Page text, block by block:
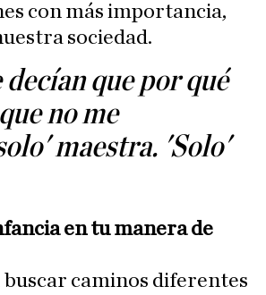
con más importancia,
sociedad.
que por qué
no me
maestra. 'Solo'
en tu manera de
buscar caminos diferentes